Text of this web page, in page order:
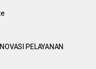
PELAYANAN